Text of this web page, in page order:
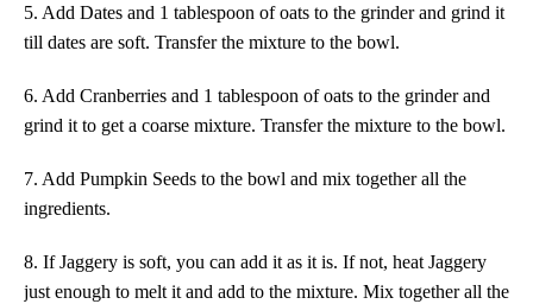
5. Add Dates and 1 tablespoon of oats to the grinder and grind it
till dates are soft. Transfer the mixture to the bowl.
6. Add Cranberries and 1 tablespoon of oats to the grinder and
grind it to get a coarse mixture. Transfer the mixture to the bowl.
7. Add Pumpkin Seeds to the bowl and mix together all the
ingredients.
8. If Jaggery is soft, you can add it as it is. If not, heat Jaggery
just enough to melt it and add to the mixture. Mix together all the